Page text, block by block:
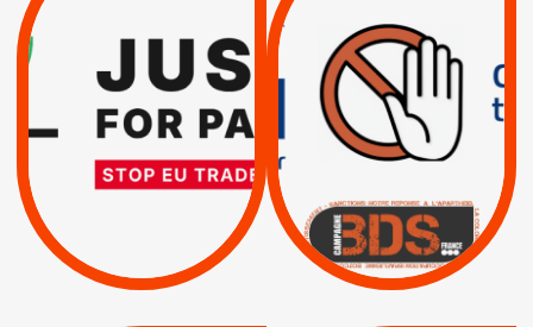
SUSPENSION
TOTALE DE
L’ACCORD
D’ASSOCIATION UE-
ISRAËL
| Pétitions
RESPECT DU DROIT
INTERNATIONAL ?
TRUMP, MACRON :
MÊME COMBAT
| Actus |
| Boycott militaire |
Lettres d'interpellation